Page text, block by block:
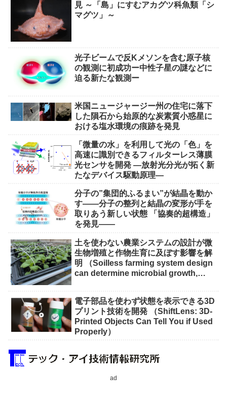
見 ～「島」にすむアカグツ科魚類「シ
マグツ」～
光子ビームで反Kメソンを含む原子核
の観測に初成功ー中性子星の謎などに
迫る新たな観測ー
米国ニュージャージー州の住宅に落下
した隕石から始原的な炭素質小惑星に
おける塩水環境の痕跡を発見
「微量の水」を利用して光の「色」を
高速に識別できるフィルターレス薄膜
光センサを開発 ―放射光分光が拓く新
たなデバイス駆動原理―
分子の”集団的ふるまい”が結晶を動か
す――分子の整列と結晶の変形が手を
取りあう新しい状態 「協奏的超構造」
を発見――
土を使わない農業システムの設計が微
生物増殖と作物生育に及ぼす影響を解
明 （Soilless farming system design
can determine microbial growth,
電子部品を使わず状態を表示できる3D
プリント技術を開発 （ShiftLens: 3D-
Printed Objects Can Tell You if Used
Properly）
ad